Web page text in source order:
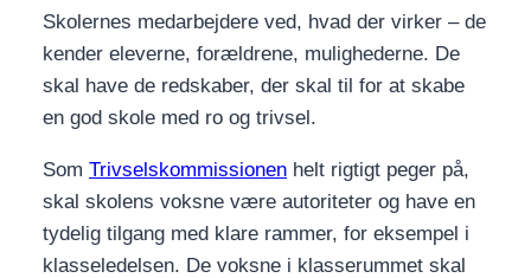
Skolernes medarbejdere ved, hvad der virker – de
kender eleverne, forældrene, mulighederne. De
skal have de redskaber, der skal til for at skabe
en god skole med ro og trivsel.
Som Trivselskommissionen helt rigtigt peger på,
skal skolens voksne være autoriteter og have en
tydelig tilgang med klare rammer, for eksempel i
klasseledelsen. De voksne i klasserummet skal